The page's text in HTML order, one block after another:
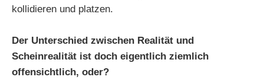
kollidieren und platzen.
Der Unterschied zwischen Realität und
Scheinrealität ist doch eigentlich ziemlich
offensichtlich, oder?